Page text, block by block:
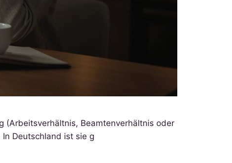
(Arbeitsverhältnis, Beamtenverhältnis oder
Deutschland ist sie g